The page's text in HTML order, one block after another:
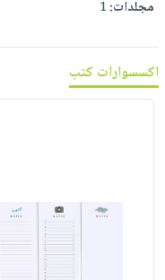
مجلدات:1
اكسسوارات كتب